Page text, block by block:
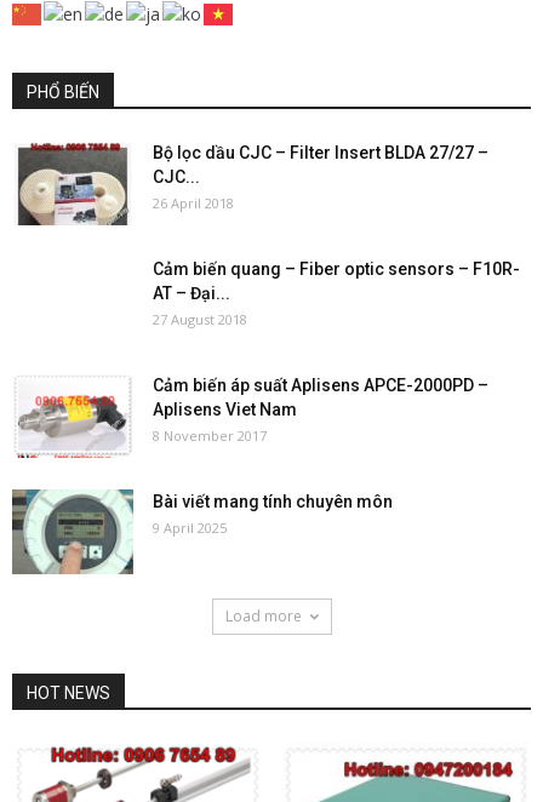
PHỔ BIẾN
Bộ lọc dầu CJC – Filter Insert BLDA 27/27 –
CJC...
26 April 2018
Cảm biến quang – Fiber optic sensors – F10R-
AT – Đại...
27 August 2018
Cảm biến áp suất Aplisens APCE-2000PD –
Aplisens Viet Nam
8 November 2017
Bài viết mang tính chuyên môn
9 April 2025
Load more
HOT NEWS